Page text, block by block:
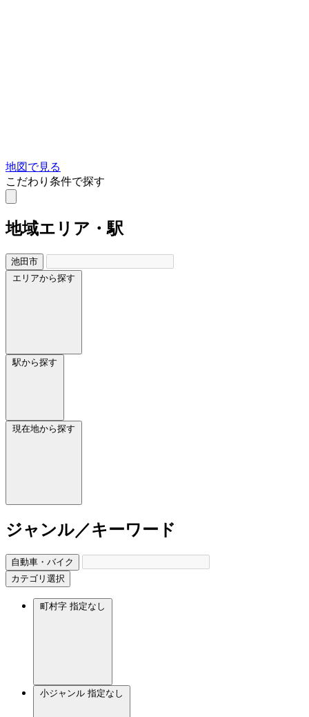
地図で見る
こだわり条件で探す
地域エリア・駅
池田市
エリアから探す
駅から探す
現在地から探す
ジャンル／キーワード
自動車・バイク
カテゴリ選択
町村字 指定なし
小ジャンル 指定なし